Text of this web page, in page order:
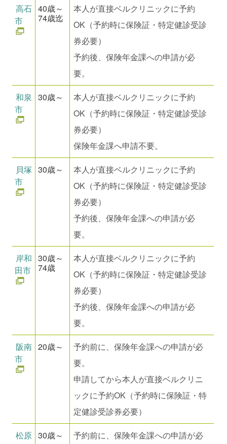
高石
市
40歳～
74歳迄
本人が直接ベルクリニックに予約
OK（予約時に保険証・特定健診受診
券必要）
予約後、保険年金課への申請が必
要。
和泉
市
30歳～
本人が直接ベルクリニックに予約
OK（予約時に保険証・特定健診受診
券必要）
保険年金課へ申請不要。
貝塚
市
30歳～
本人が直接ベルクリニックに予約
OK（予約時に保険証・特定健診受診
券必要）
予約後、保険年金課への申請が必
要。
岸和
田市
30歳～
74歳
本人が直接ベルクリニックに予約
OK（予約時に保険証・特定健診受診
券必要）
予約後、保険年金課への申請が必
要。
阪南
市
20歳～
予約前に、保険年金課への申請が必
要。
申請してから本人が直接ベルクリニ
ックに予約OK（予約時に保険証・特
定健診受診券必要）
松原 30歳～ 予約前に、保険年金課への申請が必